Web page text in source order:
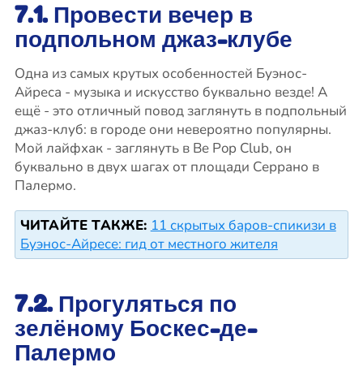
7.1. Провести вечер в
подпольном джаз-клубе
Одна из самых крутых особенностей Буэнос-
Айреса - музыка и искусство буквально везде! А
ещё - это отличный повод заглянуть в подпольный
джаз-клуб: в городе они невероятно популярны.
Мой лайфхак - заглянуть в Be Pop Club, он
буквально в двух шагах от площади Серрано в
Палермо.
ЧИТАЙТЕ ТАКЖЕ: 11 скрытых баров-спикизи в
Буэнос-Айресе: гид от местного жителя
7.2. Прогуляться по
зелёному Боскес-де-
Палермо